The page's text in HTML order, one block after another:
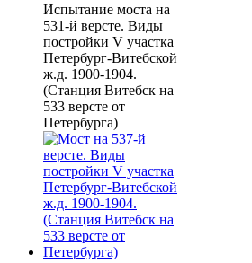
Испытание моста на
531-й версте. Виды
постройки V участка
Петербург-Витебской
ж.д. 1900-1904.
(Станция Витебск на
533 версте от
Петербурга)